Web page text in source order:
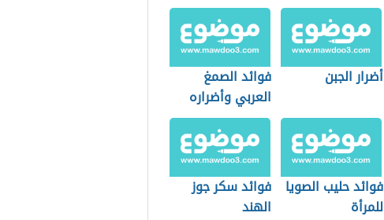
أضرار الجبن
فوائد الصمغ
العربي وأضراره
فوائد حليب الصويا
للمرأة
فوائد سكر جوز
الهند